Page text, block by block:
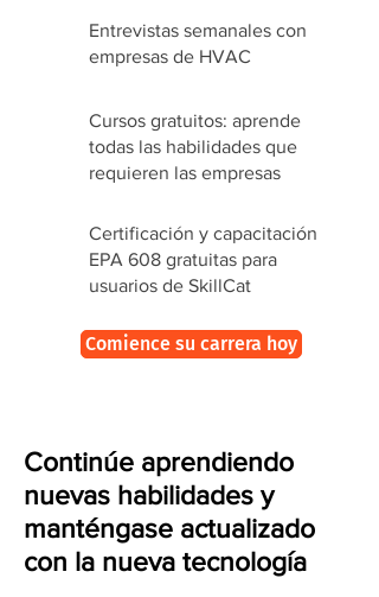
Entrevistas semanales con
empresas de HVAC
Cursos gratuitos: aprende
todas las habilidades que
requieren las empresas
Certificación y capacitación
EPA 608 gratuitas para
usuarios de SkillCat
Comience su carrera hoy
Continúe aprendiendo
nuevas habilidades y
manténgase actualizado
con la nueva tecnología